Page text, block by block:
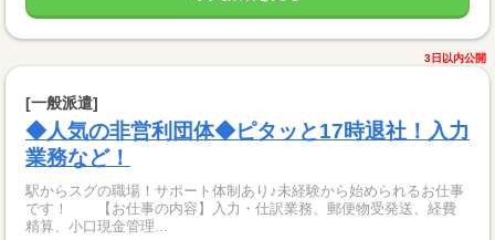
3日以内公開
[一般派遣]
◆人気の非営利団体◆ピタッと17時退社！入力
業務など！
駅からスグの職場！サポート体制あり♪未経験から始められるお仕事
です！ 【お仕事の内容】入力・仕訳業務、郵便物受発送、経費
精算、小口現金管理...